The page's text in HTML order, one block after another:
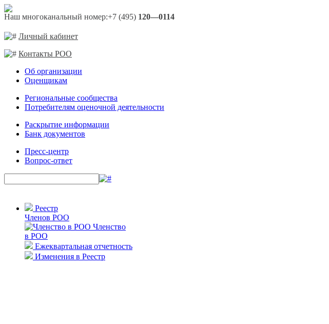
Наш многоканальный номер:+7 (495) 120—0114
Личный кабинет
Контакты РОО
Об организации
Оценщикам
Региональные сообщества
Потребителям оценочной деятельности
Раскрытие информации
Банк документов
Пресс-центр
Вопрос-ответ
Реестр
Членов РОО
Членство
в РОО
Ежеквартальная отчетность
Изменения в Реестр